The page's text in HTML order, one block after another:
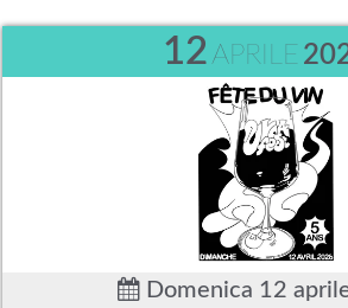
12APRILE
Domenica 12